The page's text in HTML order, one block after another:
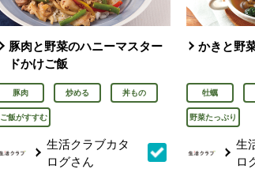
豚肉と野菜のハニーマスター
ドかけご飯
豚肉 炒める 丼もの
ご飯がすすむ
生活クラブカタ
ログさん
かきと野
牡蠣
野菜たっぷり
生
ロ